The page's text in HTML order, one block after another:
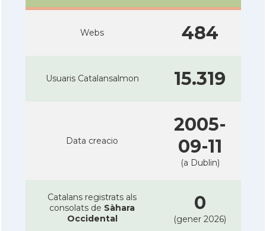
Webs 484
Usuaris Catalansalmon 15.319
Data creacio
2005-
09-11
(a Dublin)
Catalans registrats als
consolats de Sàhara
Occidental
0
(gener 2026)